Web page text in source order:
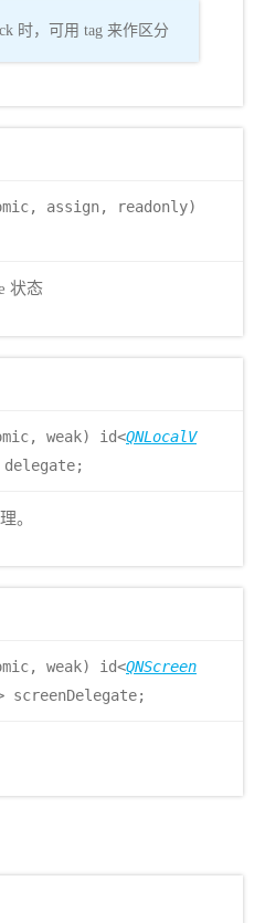
时，可用 tag 来作区分
assign, readonly)
状态
weak) id<QNLocalV
delegate;
。
weak) id<QNScreen
screenDelegate;